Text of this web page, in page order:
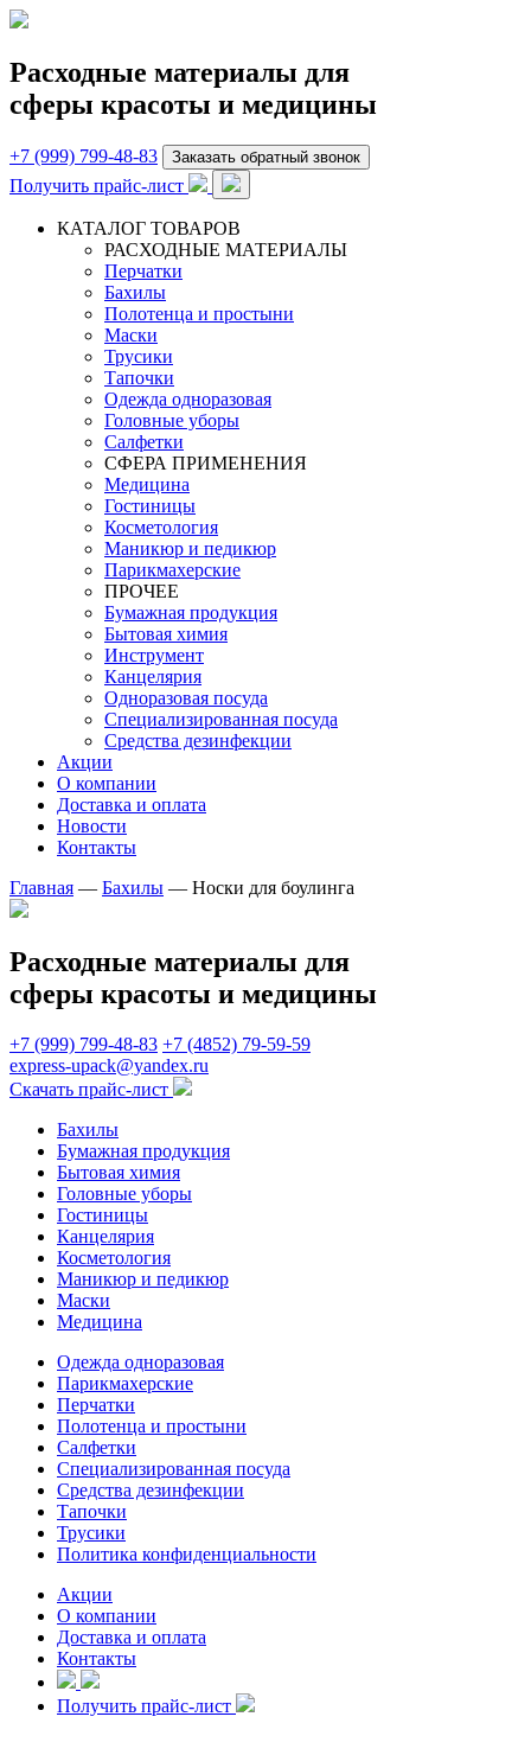
Расходные материалы для
сферы красоты и медицины
+7 (999) 799-48-83 Заказать обратный звонок
Получить прайс-лист
КАТАЛОГ ТОВАРОВ
РАСХОДНЫЕ МАТЕРИАЛЫ
Перчатки
Бахилы
Полотенца и простыни
Маски
Трусики
Тапочки
Одежда одноразовая
Головные уборы
Салфетки
СФЕРА ПРИМЕНЕНИЯ
Медицина
Гостиницы
Косметология
Маникюр и педикюр
Парикмахерские
ПРОЧЕЕ
Бумажная продукция
Бытовая химия
Инструмент
Канцелярия
Одноразовая посуда
Специализированная посуда
Средства дезинфекции
Акции
О компании
Доставка и оплата
Новости
Контакты
Главная — Бахилы — Носки для боулинга
Расходные материалы для
сферы красоты и медицины
+7 (999) 799-48-83 +7 (4852) 79-59-59
express-upack@yandex.ru
Скачать прайс-лист
Бахилы
Бумажная продукция
Бытовая химия
Головные уборы
Гостиницы
Канцелярия
Косметология
Маникюр и педикюр
Маски
Медицина
Одежда одноразовая
Парикмахерские
Перчатки
Полотенца и простыни
Салфетки
Специализированная посуда
Средства дезинфекции
Тапочки
Трусики
Политика конфиденциальности
Акции
О компании
Доставка и оплата
Контакты
Получить прайс-лист